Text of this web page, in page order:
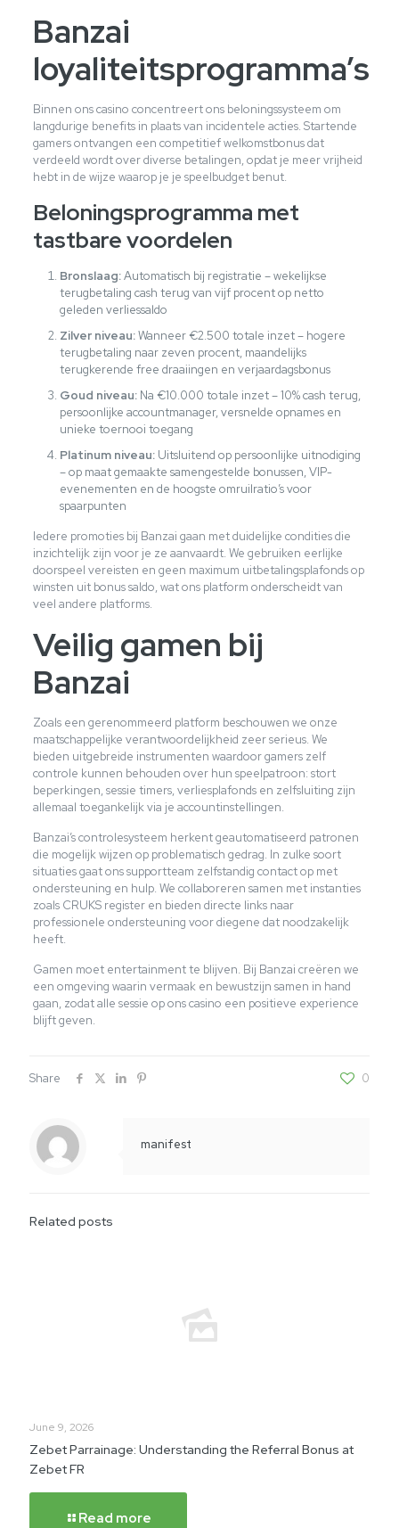
Banzai
loyaliteitsprogramma’s
Binnen ons casino concentreert ons beloningssysteem om
langdurige benefits in plaats van incidentele acties. Startende
gamers ontvangen een competitief welkomstbonus dat
verdeeld wordt over diverse betalingen, opdat je meer vrijheid
hebt in de wijze waarop je je speelbudget benut.
Beloningsprogramma met
tastbare voordelen
Bronslaag:Automatisch bij registratie – wekelijkse
terugbetaling cash terug van vijf procent op netto
geleden verliessaldo
Zilver niveau:Wanneer €2.500 totale inzet – hogere
terugbetaling naar zeven procent, maandelijks
terugkerende free draaiingen en verjaardagsbonus
Goud niveau:Na €10.000 totale inzet – 10% cash terug,
persoonlijke accountmanager, versnelde opnames en
unieke toernooi toegang
Platinum niveau:Uitsluitend op persoonlijke uitnodiging
– op maat gemaakte samengestelde bonussen, VIP-
evenementen en de hoogste omruilratio’s voor
spaarpunten
Iedere promoties bij Banzai gaan met duidelijke condities die
inzichtelijk zijn voor je ze aanvaardt. We gebruiken eerlijke
doorspeel vereisten en geen maximum uitbetalingsplafonds op
winsten uit bonus saldo, wat ons platform onderscheidt van
veel andere platforms.
Veilig gamen bij
Banzai
Zoals een gerenommeerd platform beschouwen we onze
maatschappelijke verantwoordelijkheid zeer serieus. We
bieden uitgebreide instrumenten waardoor gamers zelf
controle kunnen behouden over hun speelpatroon: stort
beperkingen, sessie timers, verliesplafonds en zelfsluiting zijn
allemaal toegankelijk via je accountinstellingen.
Banzai’s controlesysteem herkent geautomatiseerd patronen
die mogelijk wijzen op problematisch gedrag. In zulke soort
situaties gaat ons supportteam zelfstandig contact op met
ondersteuning en hulp. We collaboreren samen met instanties
zoals CRUKS register en bieden directe links naar
professionele ondersteuning voor diegene dat noodzakelijk
heeft.
Gamen moet entertainment te blijven. Bij Banzai creëren we
een omgeving waarin vermaak en bewustzijn samen in hand
gaan, zodat alle sessie op ons casino een positieve experience
blijft geven.
Share 0
manifest
Related posts
June 9, 2026
Zebet Parrainage: Understanding the Referral Bonus at
Zebet FR
Read more